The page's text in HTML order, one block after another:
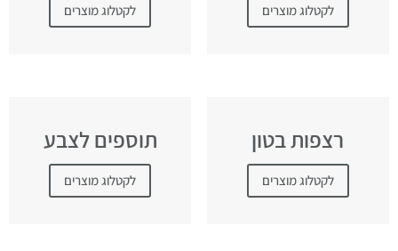
לקטלוג מוצרים לקטלוג מוצרים
רצפות בטון
לקטלוג מוצרים
תוספים לצבע
לקטלוג מוצרים